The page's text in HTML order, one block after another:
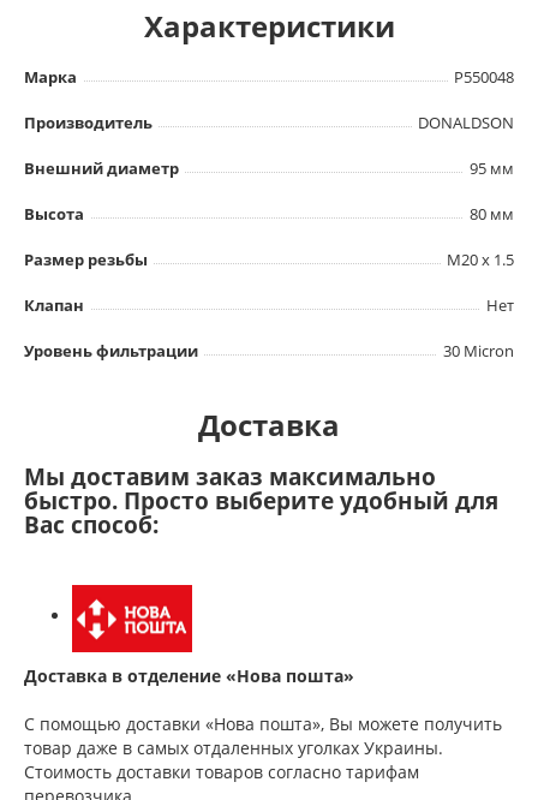
Характеристики
Марка P550048
Производитель DONALDSON
Внешний диаметр 95 мм
Высота 80 мм
Размер резьбы M20 x 1.5
Клапан Нет
Уровень фильтрации 30 Micron
Доставка
Мы доставим заказ максимально
быстро. Просто выберите удобный для
Вас способ:
Доставка в отделение «Нова пошта»
С помощью доставки «Нова пошта», Вы можете получить
товар даже в самых отдаленных уголках Украины.
Стоимость доставки товаров согласно тарифам
перевозчика.